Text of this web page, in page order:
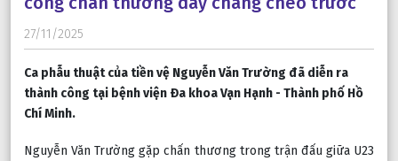
27/11/2025
Ca phẫu thuật của tiền vệ Nguyễn Văn Trường đã diễn ra
thành công tại bệnh viện Đa khoa Vạn Hạnh - Thành phố Hồ
Chí Minh.
Nguyễn Văn Trường gặp chấn thương trong trận đấu giữa U23